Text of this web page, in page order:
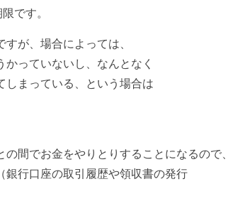
です。
が、場合によっては、
っていないし、なんとなく
しまっている、という場合は
間でお金をやりとりすることになるので、
銀行口座の取引履歴や領収書の発行